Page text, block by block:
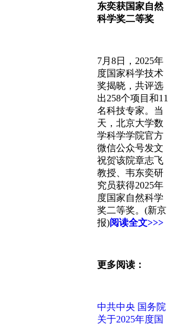
东奕获国家自然
科学奖二等奖
7月8日，2025年
度国家科学技术
奖揭晓，共评选
出258个项目和11
名科技专家。当
天，北京大学数
学科学学院官方
微信公众号发文
祝贺该院章志飞
教授、韦东奕研
究员获得2025年
度国家自然科学
奖二等奖。(新京
报)阅读全文>>>
更多阅读：
中共中央 国务院
关于2025年度国